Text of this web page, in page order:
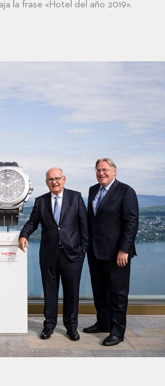
la frase «Hotel del año 2019».